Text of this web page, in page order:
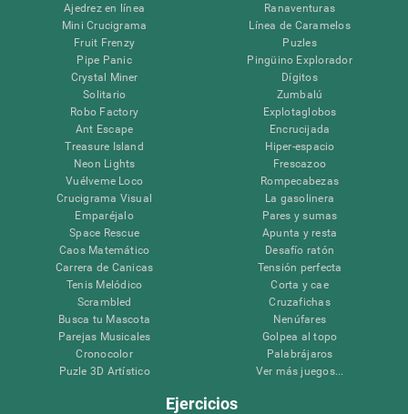
Ajedrez en línea
Mini Crucigrama
Fruit Frenzy
Pipe Panic
Crystal Miner
Solitario
Robo Factory
Ant Escape
Treasure Island
Neon Lights
Vuélveme Loco
Crucigrama Visual
Emparéjalo
Space Rescue
Caos Matemático
Carrera de Canicas
Tenis Melódico
Scrambled
Busca tu Mascota
Parejas Musicales
Cronocolor
Puzle 3D Artístico
Ranaventuras
Línea de Caramelos
Puzles
Pingüino Explorador
Dígitos
Zumbalú
Explotaglobos
Encrucijada
Hiper-espacio
Frescazoo
Rompecabezas
La gasolinera
Pares y sumas
Apunta y resta
Desafío ratón
Tensión perfecta
Corta y cae
Cruzafichas
Nenúfares
Golpea al topo
Palabrájaros
Ver más juegos...
Ejercicios